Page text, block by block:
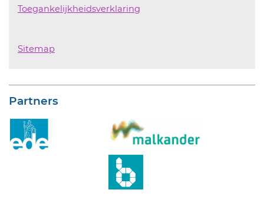
Toegankelijkheidsverklaring
Sitemap
Partners